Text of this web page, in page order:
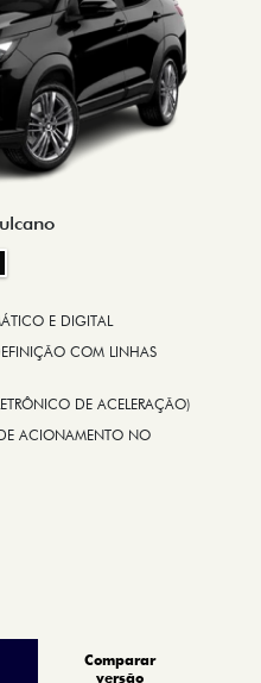
E DIGITAL
COM LINHAS
DE ACELERAÇÃO)
ACIONAMENTO NO
Comparar
versão